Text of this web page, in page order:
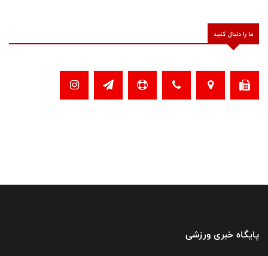
ما را دنبال کنید
پایگاه خبری ورزشی